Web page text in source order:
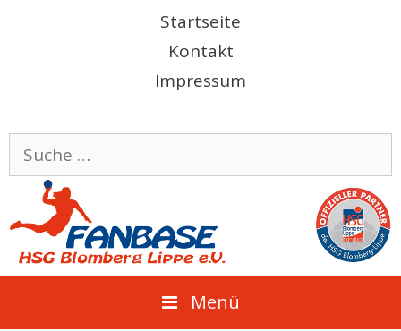
Startseite
Kontakt
Impressum
Suche
nach:
Menü